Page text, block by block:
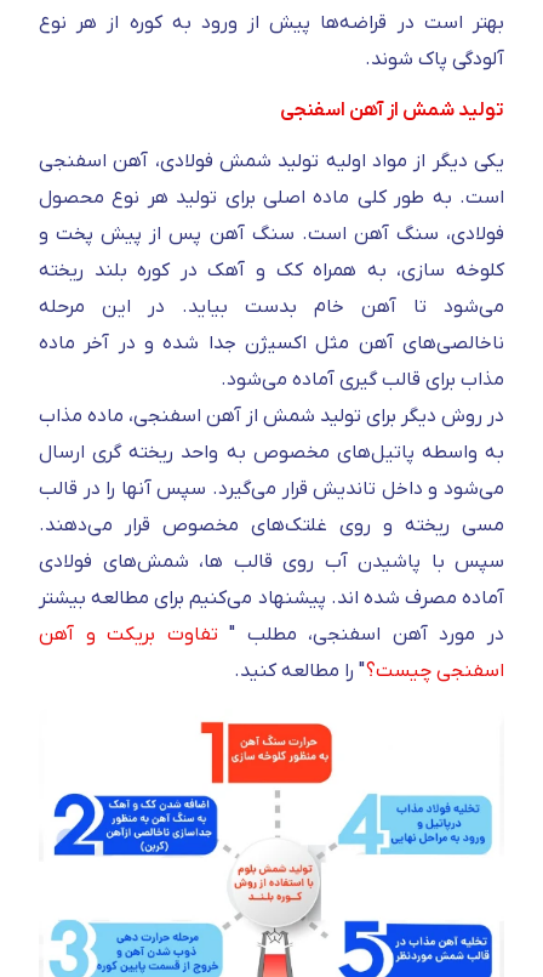
بهتر است در قراضه‌ها پیش از ورود به کوره از هر نوع
آلودگی پاک شوند.
تولید شمش از آهن اسفنجی
یکی دیگر از مواد اولیه تولید شمش فولادی، آهن اسفنجی
است. به طور کلی ماده اصلی برای تولید هر نوع محصول
فولادی، سنگ آهن است. سنگ آهن پس از پیش پخت و
کلوخه سازی، به همراه کک و آهک در کوره بلند ریخته
می‌شود تا آهن خام بدست بیاید. در این مرحله
ناخالصی‌های آهن مثل اکسیژن جدا شده و در آخر ماده
مذاب برای قالب گیری آماده می‌شود.
در روش دیگر برای تولید شمش از آهن اسفنجی، ماده مذاب
به واسطه پاتیل‌های مخصوص به واحد ریخته گری ارسال
می‌شود و داخل تاندیش قرار می‌گیرد. سپس آنها را در قالب
مسی ریخته و روی غلتک‌های مخصوص قرار می‌دهند.
سپس با پاشیدن آب روی قالب ها، شمش‌های فولادی
آماده مصرف شده اند. پیشنهاد می‌کنیم برای مطالعه بیشتر
در مورد آهن اسفنجی، مطلب " تفاوت بریکت و آهن
اسفنجی چیست؟" را مطالعه کنید.